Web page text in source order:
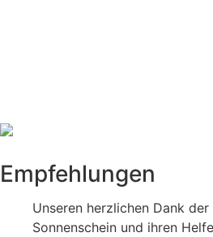
Empfehlungen
Unseren herzlichen Dank der
Sonnenschein und ihren